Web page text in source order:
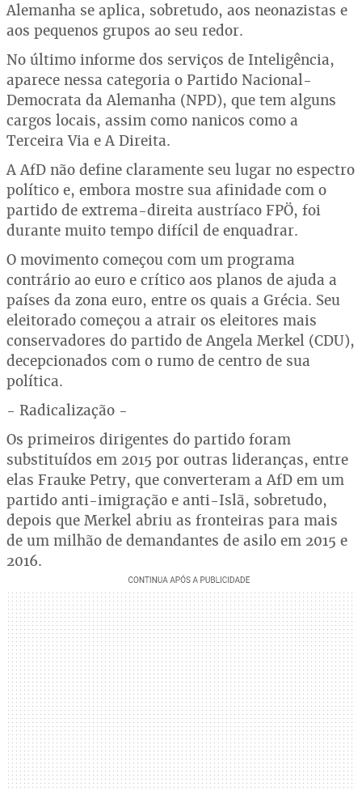
Alemanha se aplica, sobretudo, aos neonazistas e
aos pequenos grupos ao seu redor.
No último informe dos serviços de Inteligência,
aparece nessa categoria o Partido Nacional-
Democrata da Alemanha (NPD), que tem alguns
cargos locais, assim como nanicos como a
Terceira Via e A Direita.
A AfD não define claramente seu lugar no espectro
político e, embora mostre sua afinidade com o
partido de extrema-direita austríaco FPÖ, foi
durante muito tempo difícil de enquadrar.
O movimento começou com um programa
contrário ao euro e crítico aos planos de ajuda a
países da zona euro, entre os quais a Grécia. Seu
eleitorado começou a atrair os eleitores mais
conservadores do partido de Angela Merkel (CDU),
decepcionados com o rumo de centro de sua
política.
- Radicalização -
Os primeiros dirigentes do partido foram
substituídos em 2015 por outras lideranças, entre
elas Frauke Petry, que converteram a AfD em um
partido anti-imigração e anti-Islã, sobretudo,
depois que Merkel abriu as fronteiras para mais
de um milhão de demandantes de asilo em 2015 e
2016.